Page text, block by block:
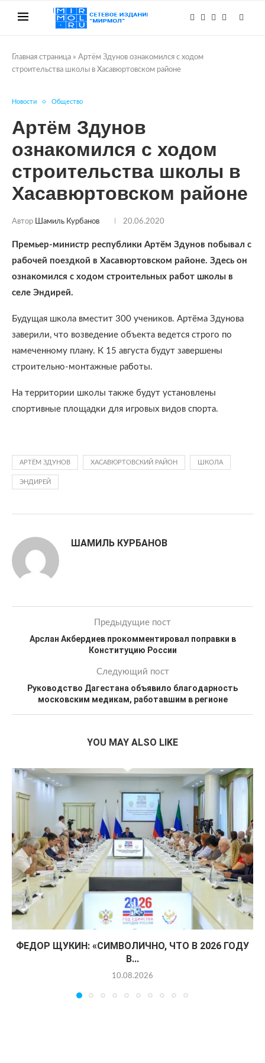
Главная страница » Артём Здунов ознакомился с ходом
строительства школы в Хасавюртовском районе
Новости Общество
Артём Здунов
ознакомился с ходом
строительства школы в
Хасавюртовском районе
Автор Шамиль Курбанов 20.06.2020
Премьер-министр республики Артём Здунов побывал с
рабочей поездкой в Хасавюртовском районе. Здесь он
ознакомился с ходом строительных работ школы в
селе Эндирей.
Будущая школа вместит 300 учеников. Артёма Здунова
заверили, что возведение объекта ведется строго по
намеченному плану. К 15 августа будут завершены
строительно-монтажные работы.
На территории школы также будут установлены
спортивные площадки для игровых видов спорта.
АРТЁМ ЗДУНОВ ХАСАВЮРТОВСКИЙ РАЙОН ШКОЛА
ЭНДИРЕЙ
ШАМИЛЬ КУРБАНОВ
Предыдущие пост
Арслан Акбердиев прокомментировал поправки в
Конституцию России
Следующий пост
Руководство Дагестана объявило благодарность
московским медикам, работавшим в регионе
YOU MAY ALSO LIKE
ФЕДОР ЩУКИН: «СИМВОЛИЧНО, ЧТО В 2026 ГОДУ
В...
10.08.2026